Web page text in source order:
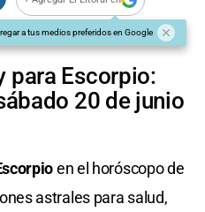
a tus medios preferidos en Google
para Escorpio:
20 de junio
en el horóscopo de
astrales para salud,